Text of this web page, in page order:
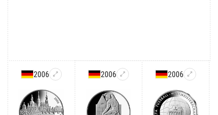
2006 2006 2006